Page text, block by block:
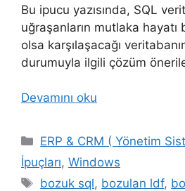
Bu ipucu yazısında, SQL
uğraşanların mutlaka
olsa karşılaşacağı
durumuyla ilgili çözüm
Devamını oku
Kategoriler
ERP & CRM ( Yönetim
İpuçları, Windows
Etiketler
bozuk sql, bozulan ldf,